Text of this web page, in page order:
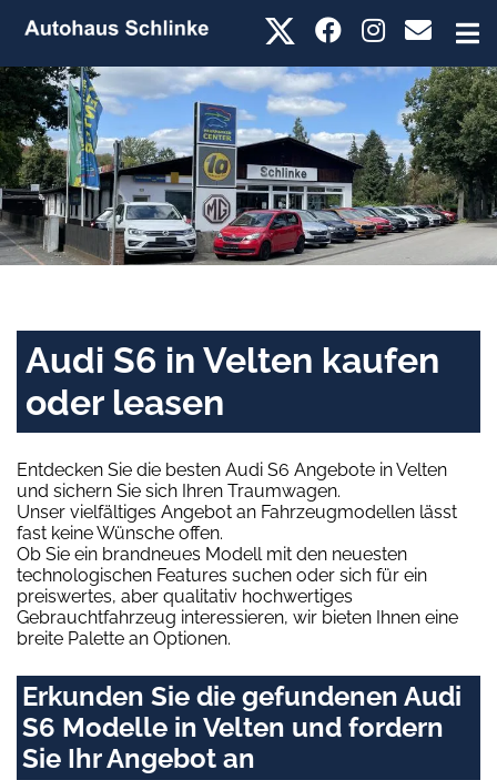
Audi S6 in Velten kaufen
oder leasen
Entdecken Sie die besten Audi S6 Angebote in Velten
und sichern Sie sich Ihren Traumwagen.
Unser vielfältiges Angebot an Fahrzeugmodellen lässt
fast keine Wünsche offen.
Ob Sie ein brandneues Modell mit den neuesten
technologischen Features suchen oder sich für ein
preiswertes, aber qualitativ hochwertiges
Gebrauchtfahrzeug interessieren, wir bieten Ihnen eine
breite Palette an Optionen.
Erkunden Sie die gefundenen Audi
S6 Modelle in Velten und fordern
Sie Ihr Angebot an